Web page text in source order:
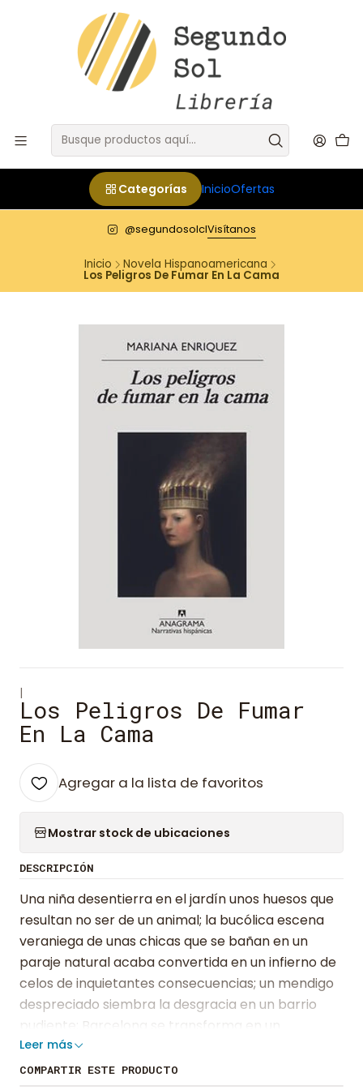
Categorías InicioOfertas
@segundosolclVisítanos
Inicio Novela Hispanoamericana
Los Peligros De Fumar En La Cama
|
Los Peligros De Fumar
En La Cama
Agregar a la lista de favoritos
Mostrar stock de ubicaciones
DESCRIPCIÓN
Una niña desentierra en el jardín unos huesos que
resultan no ser de un animal; la bucólica escena
veraniega de unas chicas que se bañan en un
paraje natural acaba convertida en un infierno de
celos de inquietantes consecuencias; un mendigo
despreciado siembra la desgracia en un barrio
pudiente; Barcelona se transforma en un
escenario perturbador, marcado por la culpa y del
que es imposible escapar; una presencia
Leer más
COMPARTIR ESTE PRODUCTO